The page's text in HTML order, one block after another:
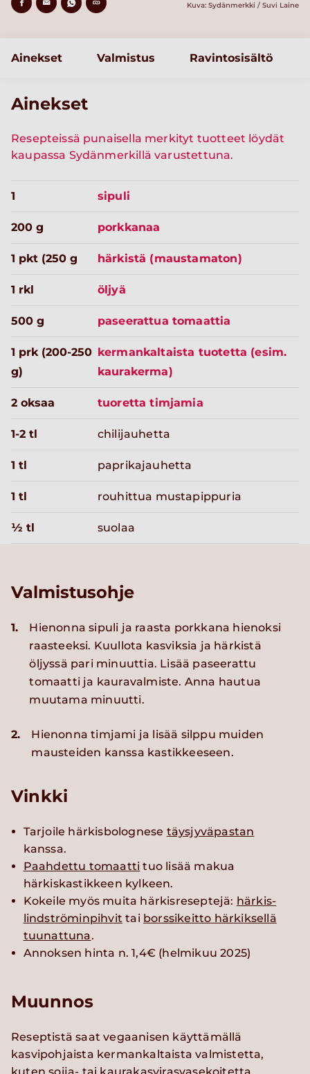
Kuva: Sydänmerkki / Suvi Laine
Ainekset Valmistus Ravintosisältö
Ainekset
Resepteissä punaisella merkityt tuotteet löydät
kaupassa Sydänmerkillä varustettuna.
1 sipuli
200 g porkkanaa
1 pkt (250 g härkistä (maustamaton)
1 rkl öljyä
500 g paseerattua tomaattia
1 prk (200-250
g)
kermankaltaista tuotetta (esim.
kaurakerma)
2 oksaa tuoretta timjamia
1-2 tl chilijauhetta
1 tl paprikajauhetta
1 tl rouhittua mustapippuria
½ tl suolaa
Valmistusohje
1.
Hienonna sipuli ja raasta porkkana hienoksi
raasteeksi. Kuullota kasviksia ja härkistä
öljyssä pari minuuttia. Lisää paseerattu
tomaatti ja kauravalmiste. Anna hautua
muutama minuutti.
2.
Hienonna timjami ja lisää silppu muiden
mausteiden kanssa kastikkeeseen.
Vinkki
Tarjoile härkisbolognese täysjyväpastan
kanssa.
Paahdettu tomaatti tuo lisää makua
härkiskastikkeen kylkeen.
Kokeile myös muita härkisreseptejä: härkis-
lindströminpihvit tai borssikeitto härkiksellä
tuunattuna.
Annoksen hinta n. 1,4€ (helmikuu 2025)
Muunnos
Reseptistä saat vegaanisen käyttämällä
kasvipohjaista kermankaltaista valmistetta,